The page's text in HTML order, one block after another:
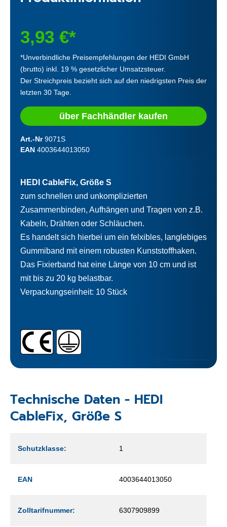
3,93 €*
*Unverbindliche Preisempfehlungen der HEDI GmbH
(brutto) inkl. 19 % gesetzlicher Umsatzsteuer.
Der Streichpreis bezieht sich auf den niedrigsten Preis der
letzten 30 Tage.
über Fachhändler kaufen
Art.-Nr9071S
EAN 4003644013050
HEDI CableFix, Größe S
zum schnellen und unkomplizierten
Zusammenbinden, Aufhängen und Tragen von z.B.
Kabeln, Drähten oder Schläuchen.
Es handelt sich hierbei um ein felxibles, langlebiges
Gummiband mit einem robusten Kunststoffhaken.
Das Fixierband hat eine Länge von 10 cm und ist
mit bis zu 20 kg belastbar.
Verpackungseinheit: 10 Stück
Technische Daten - HEDI
CableFix, Größe S
Schutzklasse: 1
EAN 4003644013050
Zolltarifnummer: 6307909899